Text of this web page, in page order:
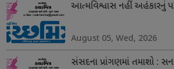
આત્મવિશ્વાસ નહીં અહંકારનું
August 05, Wed, 2026
સંસદના પ્રાંગણમાં તમાશો :